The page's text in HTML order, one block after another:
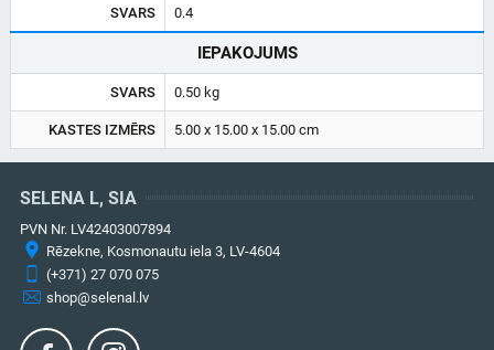
SVARS 0.4
IEPAKOJUMS
SVARS 0.50 kg
KASTES IZMĒRS 5.00 x 15.00 x 15.00 cm
SELENA L, SIA
PVN Nr. LV42403007894
Rēzekne, Kosmonautu iela 3, LV-4604
(+371) 27 070 075
shop@selenal.lv